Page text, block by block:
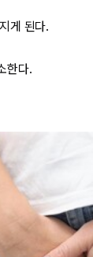
게 된다.
한다.